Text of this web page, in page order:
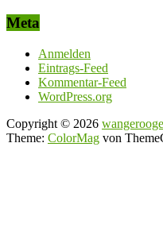
Meta
Anmelden
Eintrags-Feed
Kommentar-Feed
WordPress.org
Copyright © 2026
Theme: ColorMag von